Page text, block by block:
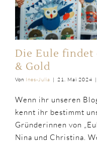
Die Eule findet
& Gold
Von Ines-Julia | 21. Mai 2024 |
Wenn ihr unseren
kennt ihr bestimmt
Gründerinnen von
Nina und Christina.